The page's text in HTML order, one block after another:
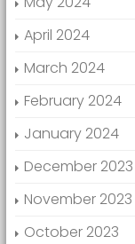
April 2024
March 2024
February 2024
January 2024
December 2023
November 2023
October 2023